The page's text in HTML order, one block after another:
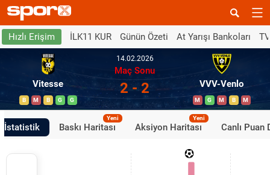
Hızlı Erişim İLK11 KUR Günün Özeti At Yarışı Bankoları
Vitesse
B M B G G
14.02.2026
Maç Sonu
2 - 2 VVV-Venlo
M G M B M
İstatistik Baskı Haritası
Yeni
Aksiyon Haritası
Yeni
Canlı Puan